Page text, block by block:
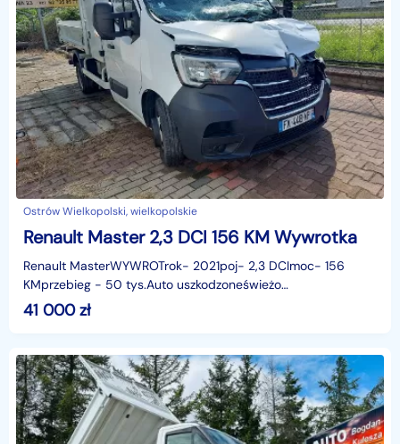
Ostrów Wielkopolski, wielkopolskie
Renault Master 2,3 DCI 156 KM Wywrotka
Renault MasterWYWROTrok- 2021poj- 2,3 DCImoc- 156
KMprzebieg - 50 tys.Auto uszkodzoneświeżo
sprowadzoneWięcej informacji udzielę
telefonicznieOFERUJEMY:- Sprzed
41 000zł